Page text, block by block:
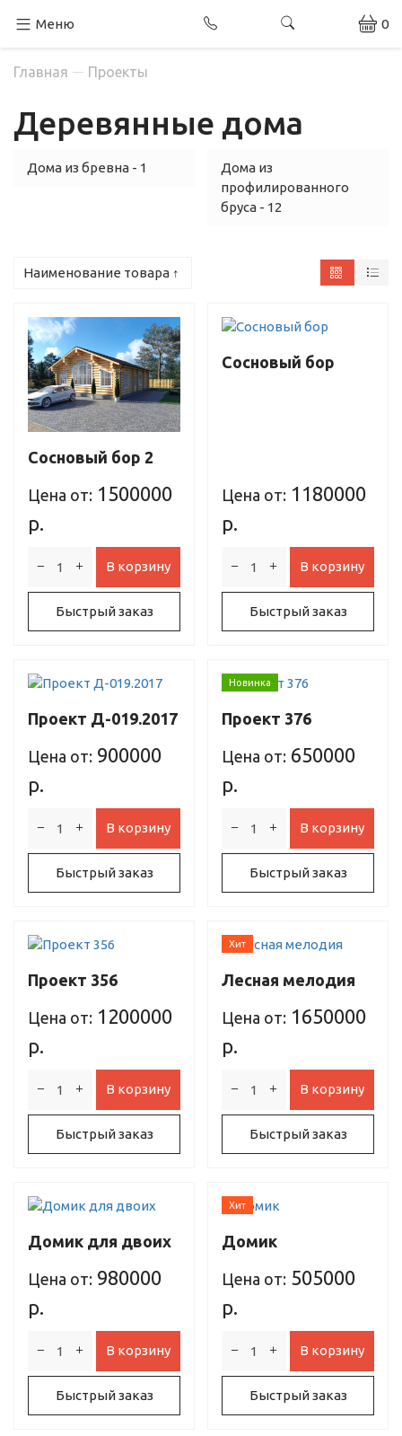
Меню 0
Главная Проекты
Деревянные дома
Дома из бревна - 1
Дома из
профилированного
бруса - 12
Наименование товара ↑
Сосновый бор 2
Цена от: 1500000
р.
В корзину
Быстрый заказ
Сосновый бор
Цена от: 1180000
р.
В корзину
Быстрый заказ
Проект Д-019.2017
Цена от: 900000
р.
В корзину
Быстрый заказ
Новинка
Проект 376
Цена от: 650000
р.
В корзину
Быстрый заказ
Проект 356
Цена от: 1200000
р.
В корзину
Быстрый заказ
Хит
Лесная мелодия
Цена от: 1650000
р.
В корзину
Быстрый заказ
Домик для двоих
Цена от: 980000
р.
В корзину
Быстрый заказ
Хит
Домик
Цена от: 505000
р.
В корзину
Быстрый заказ